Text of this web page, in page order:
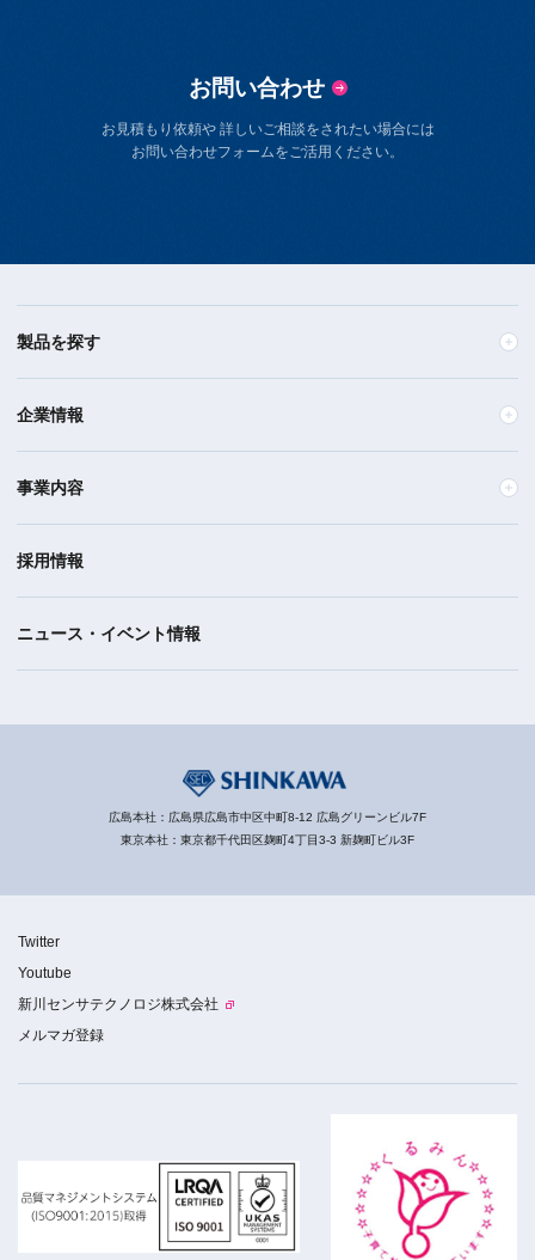
お問い合わせ
お見積もり依頼や 詳しいご相談をされたい場合には
お問い合わせフォームをご活用ください。
製品を探す
企業情報
事業内容
採用情報
ニュース・イベント情報
広島本社：広島県広島市中区中町8-12 広島グリーンビル7F
東京本社：東京都千代田区麹町4丁目3-3 新麹町ビル3F
Twitter
Youtube
新川センサテクノロジ株式会社
メルマガ登録